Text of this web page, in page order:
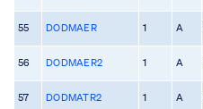
55 DODMAER 1 A
56 DODMAER2 1 A
57 DODMATR2 1 A